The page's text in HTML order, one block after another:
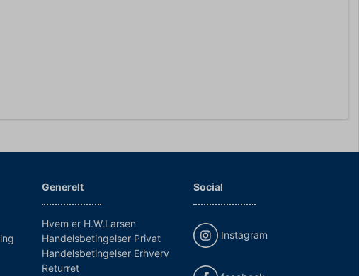
Generelt
Hvem er H.W.Larsen
Handelsbetingelser Privat
Handelsbetingelser Erhverv
Returret
Social
Instagram